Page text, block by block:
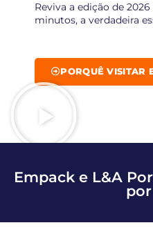
Reviva a edição de
minutos, a verdadeira
PORQUÊ VISITAR
Empack e L&A